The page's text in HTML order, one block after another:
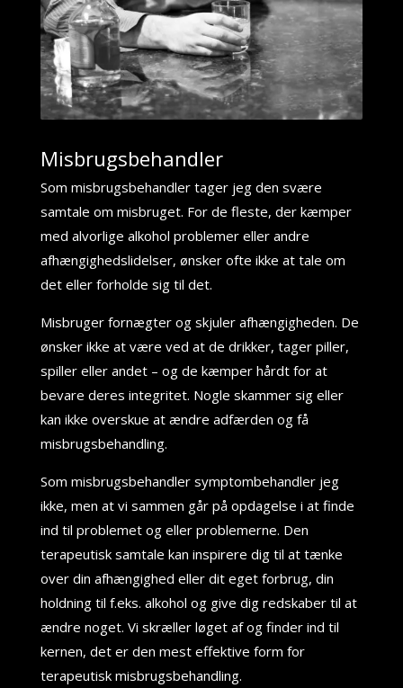
Misbrugsbehandler
Som misbrugsbehandler tager jeg den svære
samtale om misbruget. For de fleste, der kæmper
med alvorlige alkohol problemer eller andre
afhængighedslidelser, ønsker ofte ikke at tale om
det eller forholde sig til det.
Misbruger fornægter og skjuler afhængigheden. De
ønsker ikke at være ved at de drikker, tager piller,
spiller eller andet – og de kæmper hårdt for at
bevare deres integritet. Nogle skammer sig eller
kan ikke overskue at ændre adfærden og få
misbrugsbehandling.
Som misbrugsbehandler symptombehandler jeg
ikke, men at vi sammen går på opdagelse i at finde
ind til problemet og eller problemerne. Den
terapeutisk samtale kan inspirere dig til at tænke
over din afhængighed eller dit eget forbrug, din
holdning til f.eks. alkohol og give dig redskaber til at
ændre noget. Vi skræller løget af og finder ind til
kernen, det er den mest effektive form for
terapeutisk misbrugsbehandling.